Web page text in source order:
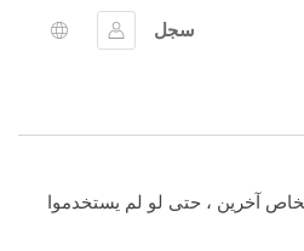
سجل
تسجيل الدخول
اختيار
آخرين ، حتى لو لم يستخدموا